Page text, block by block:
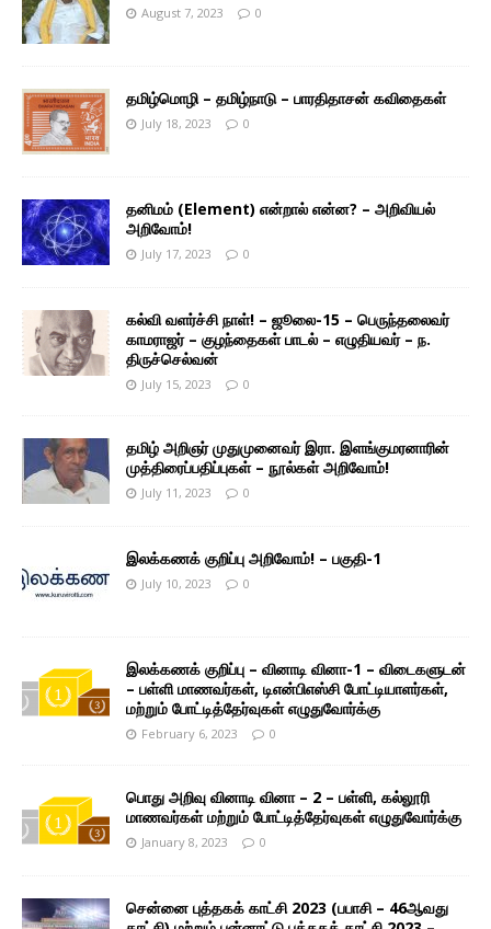
August 7, 2023 0
தமிழ்மொழி – தமிழ்நாடு – பாரதிதாசன் கவிதைகள்
July 18, 2023 0
தனிமம் (Element) என்றால் என்ன? – அறிவியல்
அறிவோம்!
July 17, 2023 0
கல்வி வளர்ச்சி நாள்! – ஜூலை-15 – பெருந்தலைவர்
காமராஜர் – குழந்தைகள் பாடல் – எழுதியவர் – ந.
திருச்செல்வன்
July 15, 2023 0
தமிழ் அறிஞர் முதுமுனைவர் இரா. இளங்குமரனாரின்
முத்திரைப்பதிப்புகள் – நூல்கள் அறிவோம்!
July 11, 2023 0
இலக்கணக் குறிப்பு அறிவோம்! – பகுதி-1
July 10, 2023 0
இலக்கணக் குறிப்பு – வினாடி வினா-1 – விடைகளுடன்
– பள்ளி மாணவர்கள், டிஎன்பிஎஸ்சி போட்டியாளர்கள்,
மற்றும் போட்டித்தேர்வுகள் எழுதுவோர்க்கு
February 6, 2023 0
பொது அறிவு வினாடி வினா – 2 – பள்ளி, கல்லூரி
மாணவர்கள் மற்றும் போட்டித்தேர்வுகள் எழுதுவோர்க்கு
January 8, 2023 0
சென்னை புத்தகக் காட்சி 2023 (பபாசி – 46ஆவது